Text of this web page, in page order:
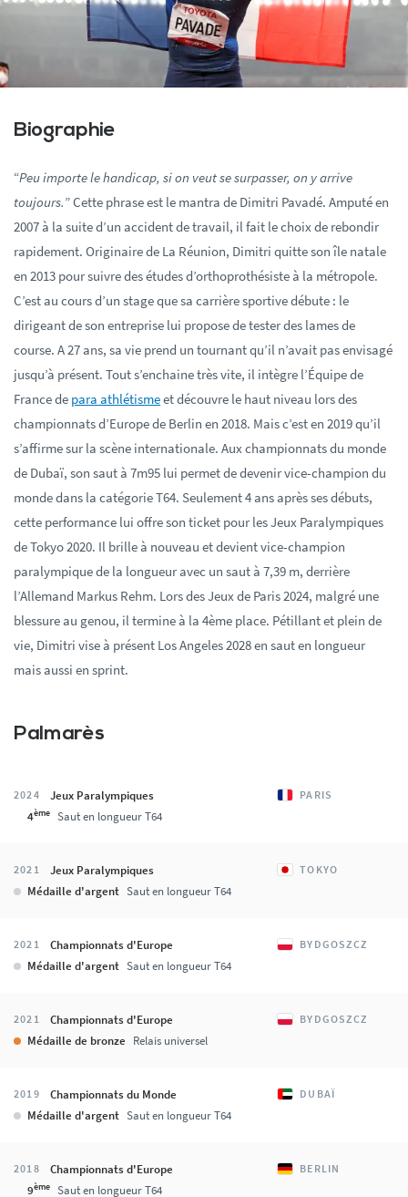
Biographie
“Peu importe le handicap, si on veut se surpasser, on y arrive
toujours.” Cette phrase est le mantra de Dimitri Pavadé. Amputé en
2007 à la suite d’un accident de travail, il fait le choix de rebondir
rapidement. Originaire de La Réunion, Dimitri quitte son île natale
en 2013 pour suivre des études d’orthoprothésiste à la métropole.
C’est au cours d’un stage que sa carrière sportive débute : le
dirigeant de son entreprise lui propose de tester des lames de
course. A 27 ans, sa vie prend un tournant qu’il n’avait pas envisagé
jusqu’à présent. Tout s’enchaine très vite, il intègre l’Équipe de
France de para athlétismeet découvre le haut niveau lors des
championnats d’Europe de Berlin en 2018. Mais c’est en 2019 qu’il
s’affirme sur la scène internationale. Aux championnats du monde
de Dubaï, son saut à 7m95 lui permet de devenir vice-champion du
monde dans la catégorie T64. Seulement 4 ans après ses débuts,
cette performance lui offre son ticket pour les Jeux Paralympiques
de Tokyo 2020. Il brille à nouveau et devient vice-champion
paralympique de la longueur avec un saut à 7,39 m, derrière
l’Allemand Markus Rehm. Lors des Jeux de Paris 2024, malgré une
blessure au genou, il termine à la 4ème place. Pétillant et plein de
vie, Dimitri vise à présent Los Angeles 2028 en saut en longueur
mais aussi en sprint.
Palmarès
2024 Jeux Paralympiques PARIS
4ème Saut en longueur T64
2021 Jeux Paralympiques TOKYO
Médaille d'argent Saut en longueur T64
2021 Championnats d'Europe BYDGOSZCZ
Médaille d'argent Saut en longueur T64
2021 Championnats d'Europe BYDGOSZCZ
Médaille de bronze Relais universel
2019 Championnats du Monde DUBAÏ
Médaille d'argent Saut en longueur T64
2018 Championnats d'Europe BERLIN
9ème Saut en longueur T64